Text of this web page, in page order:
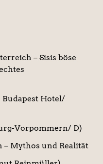
– Sisis böse
Budapest Hotel/
Vorpommern/ D)
– Mythos und Realität